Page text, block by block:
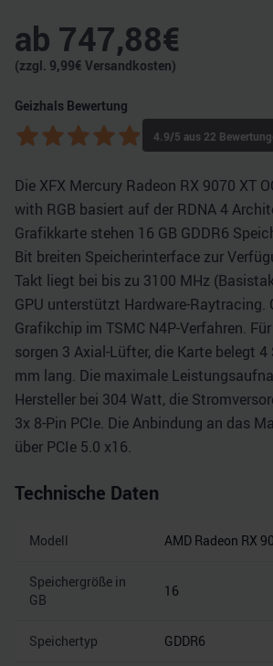
ab 747,88€
(zzgl. 9,99€ Versandkosten)
Geizhals Bewertung
4.9/5 aus 22
Die XFX Mercury Radeon RX 9070 XT
with RGB basiert auf der RDNA 4
Grafikkarte stehen 16 GB GDDR6
Bit breiten Speicherinterface zur
Takt liegt bei bis zu 3100 MHz
GPU unterstützt Hardware-Raytracing.
Grafikchip im TSMC N4P-Verfahren.
sorgen 3 Axial-Lüfter, die Karte belegt
mm lang. Die maximale
Hersteller bei 304 Watt, die
3x 8-Pin PCIe. Die Anbindung an das
über PCIe 5.0 x16.
Technische Daten
Modell AMD Radeon RX
Speichergröße in
GB
16
Speichertyp GDDR6